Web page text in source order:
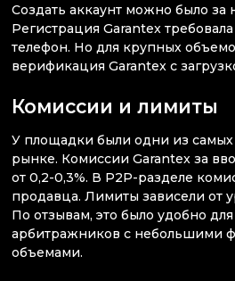
Создать аккаунт можно было за
Регистрация Garantex
телефон. Но для крупных
верификация Garantex с
Комиссии и лимиты
У площадки были одни из самых
рынке. Комиссии Garantex за
от 0,2-0,3%. В P2P-разделе
продавца. Лимиты зависели от
По отзывам, это было удобно
арбитражников с небольшими
объемами.